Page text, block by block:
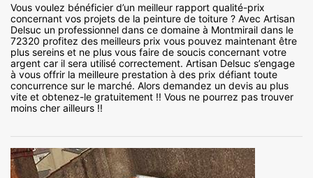
Vous voulez bénéficier d’un meilleur rapport qualité-prix
concernant vos projets de la peinture de toiture ? Avec Artisan
Delsuc un professionnel dans ce domaine à Montmirail dans le
72320 profitez des meilleurs prix vous pouvez maintenant être
plus sereins et ne plus vous faire de soucis concernant votre
argent car il sera utilisé correctement. Artisan Delsuc s’engage
à vous offrir la meilleure prestation à des prix défiant toute
concurrence sur le marché. Alors demandez un devis au plus
vite et obtenez-le gratuitement !! Vous ne pourrez pas trouver
moins cher ailleurs !!